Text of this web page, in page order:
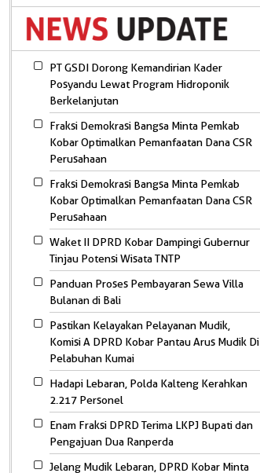
PT GSDI Dorong Kemandirian Kader
Posyandu Lewat Program Hidroponik
Berkelanjutan
Fraksi Demokrasi Bangsa Minta Pemkab
Kobar Optimalkan Pemanfaatan Dana CSR
Perusahaan
Fraksi Demokrasi Bangsa Minta Pemkab
Kobar Optimalkan Pemanfaatan Dana CSR
Perusahaan
Waket II DPRD Kobar Dampingi Gubernur
Tinjau Potensi Wisata TNTP
Panduan Proses Pembayaran Sewa Villa
Bulanan di Bali
Pastikan Kelayakan Pelayanan Mudik,
Komisi A DPRD Kobar Pantau Arus Mudik Di
Pelabuhan Kumai
Hadapi Lebaran, Polda Kalteng Kerahkan
2.217 Personel
Enam Fraksi DPRD Terima LKPJ Bupati dan
Pengajuan Dua Ranperda
Jelang Mudik Lebaran, DPRD Kobar Minta